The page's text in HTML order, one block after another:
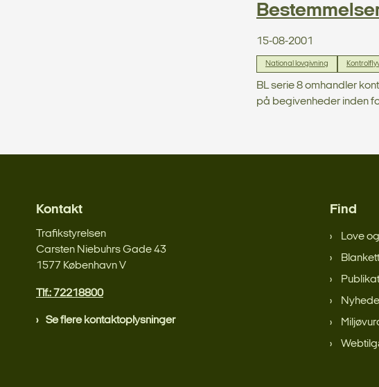
15-08-2001
National lovgivning
BL serie 8 omhandler
på begivenheder inden
Kontakt
Trafikstyrelsen
Carsten Niebuhrs Gade 43
1577 København V
Tlf.: 72218800
Se flere kontaktoplysninger
Find
Love